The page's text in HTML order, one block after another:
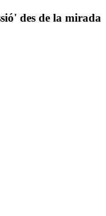
des de la mirada